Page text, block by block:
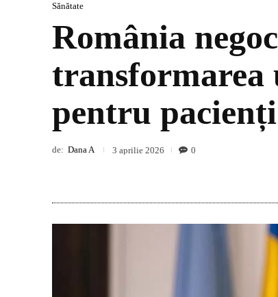
Sănătate
România
transformarea
pentru pacienți
de: Dana A 3 aprilie 2026 0